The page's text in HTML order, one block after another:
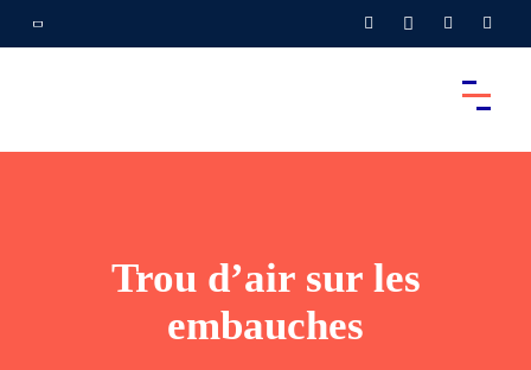
Trou d’air sur les
embauches